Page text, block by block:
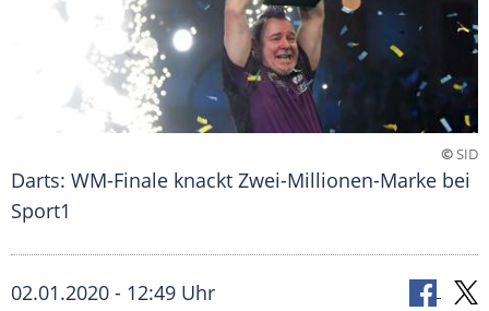
©SID
Darts: WM-Finale knackt Zwei-Millionen-Marke bei
Sport1
02.01.2020 - 12:49 Uhr